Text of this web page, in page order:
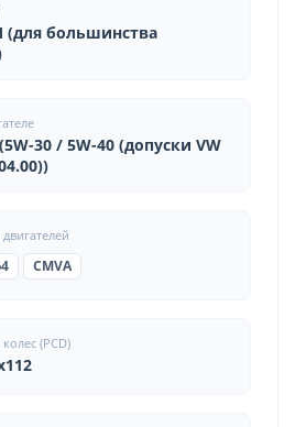
(для большинства
30 / 5W-40 (допуски VW
CMVA
(PCD)